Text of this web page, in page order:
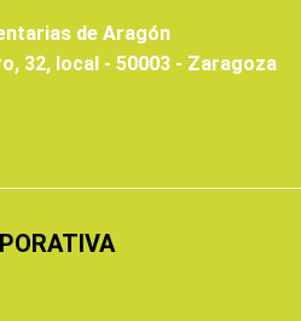
de Aragón
32, local - 50003 - Zaragoza